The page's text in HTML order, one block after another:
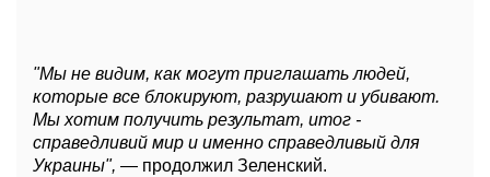
"Мы не видим, как могут приглашать людей,
которые все блокируют, разрушают и убивают.
Мы хотим получить результат, итог -
справедливий мир и именно справедливый для
Украины", — продолжил Зеленский.